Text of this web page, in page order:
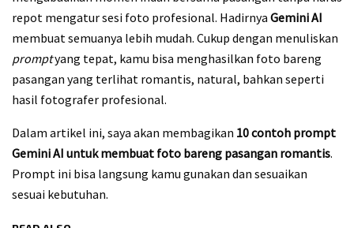
repot mengatur sesi foto profesional. Hadirnya Gemini AI
membuat semuanya lebih mudah. Cukup dengan menuliskan
promptyang tepat, kamu bisa menghasilkan foto bareng
pasangan yang terlihat romantis, natural, bahkan seperti
hasil fotografer profesional.
Dalam artikel ini, saya akan membagikan 10 contoh prompt
Gemini AI untuk membuat foto bareng pasangan romantis.
Prompt ini bisa langsung kamu gunakan dan sesuaikan
sesuai kebutuhan.